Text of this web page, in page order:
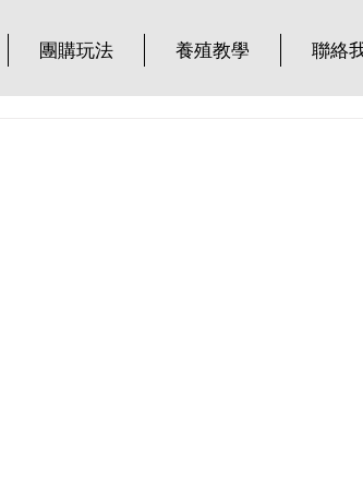
團購玩法 養殖教學 聯絡